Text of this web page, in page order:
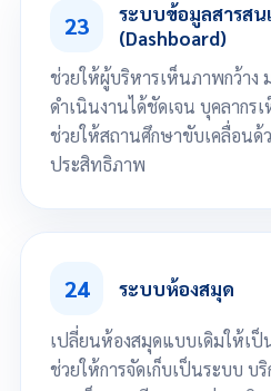
23
ระบบข้อมูลสารส
(Dashboard)
ช่วยให้ผู้บริหารเห็นภาพกว้าง
ดำเนินงานได้ชัดเจน บุคลากร
ช่วยให้สถานศึกษาขับเคลื่อนด้
ประสิทธิภาพ
นักเรียน
24 ระบบห้องสมุด
เปลี่ยนห้องสมุดแบบเดิมให้เป็
ช่วยให้การจัดเก็บเป็นระบบ บ